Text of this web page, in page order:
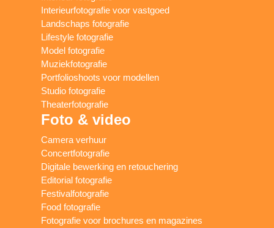
Interieurfotografie voor vastgoed
Landschaps fotografie
Lifestyle fotografie
Model fotografie
Muziekfotografie
Portfolioshoots voor modellen
Studio fotografie
Theaterfotografie
Foto & video
Camera verhuur
Concertfotografie
Digitale bewerking en retouchering
Editorial fotografie
Festivalfotografie
Food fotografie
Fotografie voor brochures en magazines